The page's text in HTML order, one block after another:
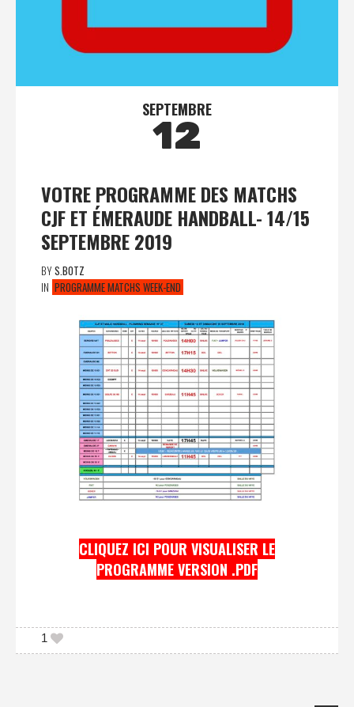
SEPTEMBRE
12
VOTRE PROGRAMME DES MATCHS
CJF ET ÉMERAUDE HANDBALL- 14/15
SEPTEMBRE 2019
BYS.BOTZ
IN PROGRAMME MATCHS WEEK-END
CLIQUEZ ICI POUR VISUALISER LE
PROGRAMME VERSION .PDF
1